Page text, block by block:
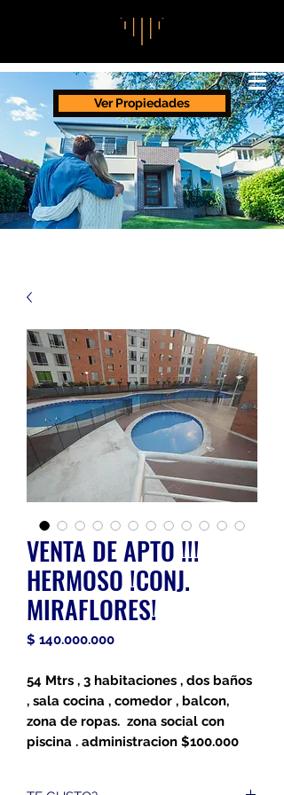
Ver Propiedades
VENTA DE APTO !!!
HERMOSO !CONJ.
MIRAFLORES!
$ 140.000.000Precio
54 Mtrs , 3 habitaciones , dos baños
, sala cocina , comedor , balcon,
zona de ropas. zona social con
piscina . administracion $100.000